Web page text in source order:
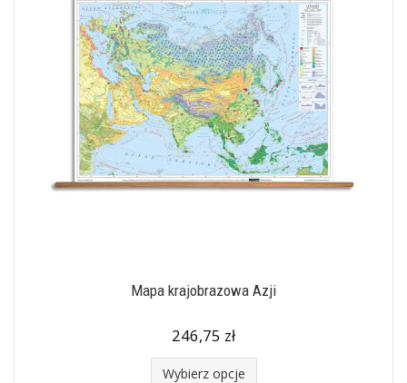
Mapa krajobrazowa Azji
246,75 zł
Wybierz opcje